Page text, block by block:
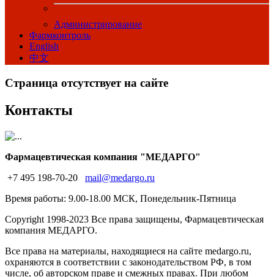
Администрирование
Фармконтроль
English
中文
Страница отсутствует на сайте
Контакты
Фармацевтическая компания "МЕДАРГО"
+7 495 198-70-20
mail@medargo.ru
Время работы: 9.00-18.00 МСК, Понедельник-Пятница
Copyright 1998-2023 Все права защищены, Фармацевтическая
компания МЕДАРГО.
Все права на материалы, находящиеся на сайте medargo.ru,
охраняются в соответствии с законодательством РФ, в том
числе, об авторском праве и смежных правах. При любом